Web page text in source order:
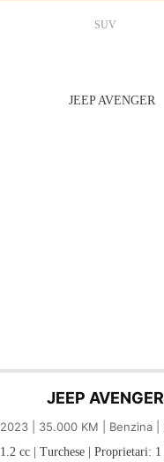
SUV
JEEP AVENGER
2023 | 35.000 KM | Benzina |
1.2 cc | Turchese | Proprietari: